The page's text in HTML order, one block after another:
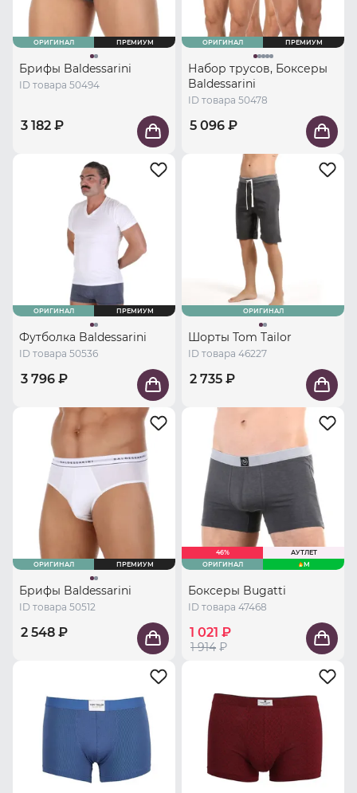
ОРИГИНАЛ ПРЕМИУМ
Брифы Baldessarini
ID товара 50494
3 182 ₽
ОРИГИНАЛ ПРЕМИУМ
Набор трусов, Боксеры
Baldessarini
ID товара 50478
5 096 ₽
ОРИГИНАЛ ПРЕМИУМ
Футболка Baldessarini
ID товара 50536
3 796 ₽
ОРИГИНАЛ
Шорты Tom Tailor
ID товара 46227
2 735 ₽
ОРИГИНАЛ ПРЕМИУМ
Брифы Baldessarini
ID товара 50512
2 548 ₽
46%
АУТЛЕТ
ОРИГИНАЛ
M
Боксеры Bugatti
ID товара 47468
1 021 ₽
1 914 ₽